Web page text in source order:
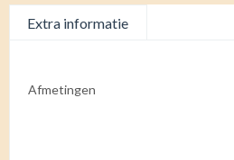
Extra informatie
Afmetingen